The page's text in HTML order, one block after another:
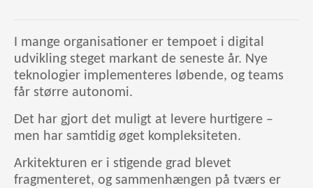
I mange organisationer er tempoet i digital
udvikling steget markant de seneste år. Nye
teknologier implementeres løbende, og teams
får større autonomi.
Det har gjort det muligt at levere hurtigere –
men har samtidig øget kompleksiteten.
Arkitekturen er i stigende grad blevet
fragmenteret, og sammenhængen på tværs er